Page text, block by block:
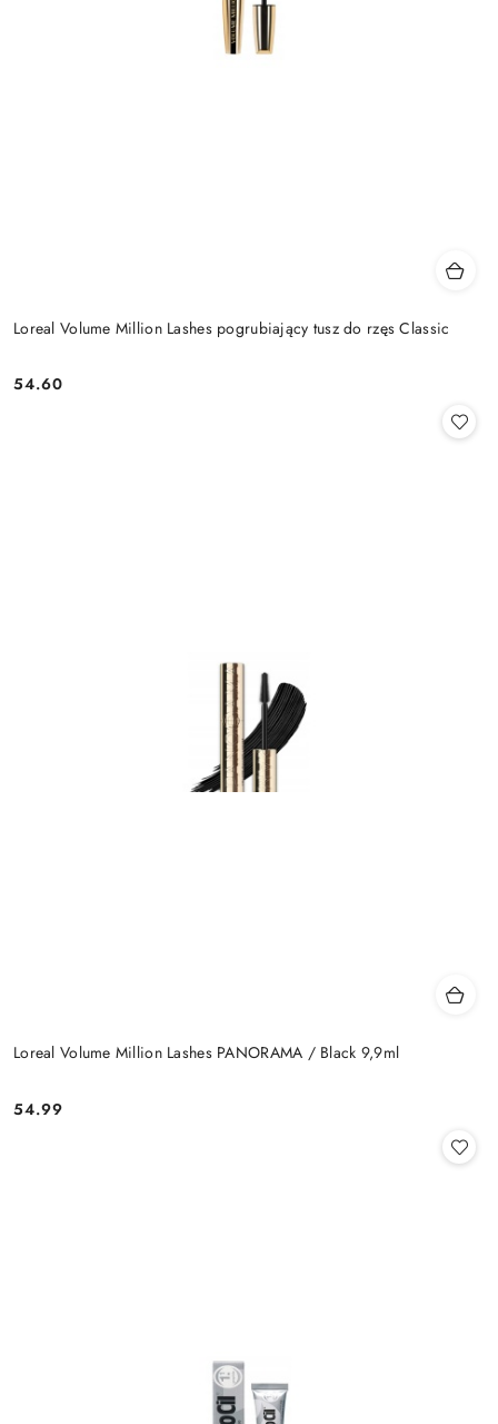
Loreal Volume Million Lashes pogrubiający tusz do rzęs Classic
Cena:
54.60
Loreal Volume Million Lashes PANORAMA / Black 9,9ml
Cena:
54.99